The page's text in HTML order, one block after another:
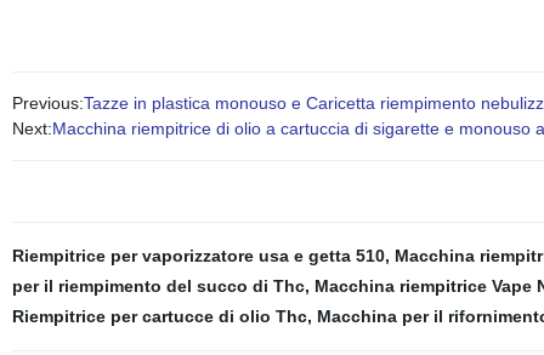
Previous:Tazze in plastica monouso e Caricetta riempimento
Next:Macchina riempitrice di olio a cartuccia di sigarette e monouso
Riempitrice per vaporizzatore usa e getta 510, Macchina
per il riempimento del succo di Thc, Macchina riempitrice Vape
Riempitrice per cartucce di olio Thc, Macchina per il